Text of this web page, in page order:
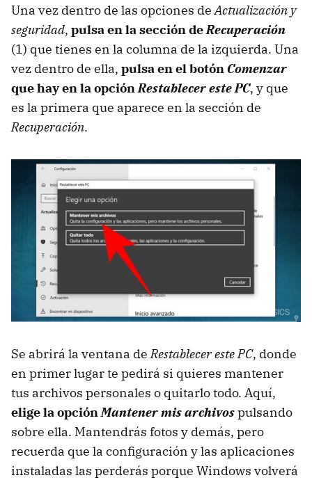
Una vez dentro de las opciones deActualización y
seguridad, pulsa en la sección deRecuperación
(1) que tienes en la columna de la izquierda. Una
vez dentro de ella, pulsa en el botónComenzar
que hay en la opciónRestablecer este PC, y que
es la primera que aparece en la sección de
Recuperación.
Se abrirá la ventana deRestablecer este PC, donde
en primer lugar te pedirá si quieres mantener
tus archivos personales o quitarlo todo. Aquí,
elige la opciónMantener mis archivospulsando
sobre ella. Mantendrás fotos y demás, pero
recuerda que la configuración y las aplicaciones
instaladas las perderás porque Windows volverá